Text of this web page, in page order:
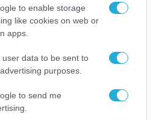
to enable storage
like cookies on web or
apps.
user data to be sent to
purposes.
to send me